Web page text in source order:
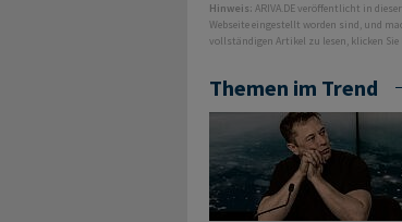
Hinweis: ARIVA.DE veröffentlicht in
Webseite eingestellt worden sind, und
vollständigen Artikel zu lesen, klicken
Themen im Trend